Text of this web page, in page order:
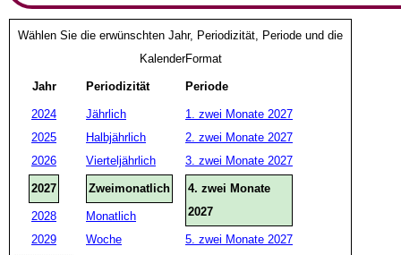
Wählen Sie die erwünschten Jahr, Periodizität, Periode und die
KalenderFormat
Jahr
2024
2025
2026
2027
2028
2029
Periodizität
Jährlich
Halbjährlich
Vierteljährlich
Zweimonatlich
Monatlich
Woche
Periode
1. zwei Monate 2027
2. zwei Monate 2027
3. zwei Monate 2027
4. zwei Monate
2027
5. zwei Monate 2027